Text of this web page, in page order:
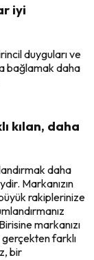
iyi
duyguları ve
bağlamak daha
kılan, daha
daha
Markanızın
rakiplerinize
markanızı
gerçekten farklı
bir